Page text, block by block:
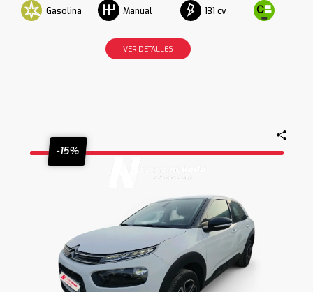
Gasolina Manual 131 cv
VER DETALLES
-15%